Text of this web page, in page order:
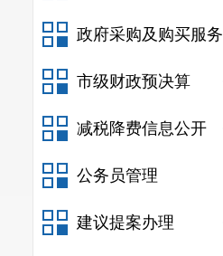
政府采购及购买服务
市级财政预决算
减税降费信息公开
公务员管理
建议提案办理